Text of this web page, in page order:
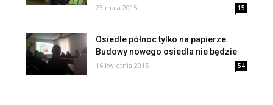
23 maja 2015 15
Osiedle północ tylko na papierze.
Budowy nowego osiedla nie będzie
16 kwietnia 2015 54